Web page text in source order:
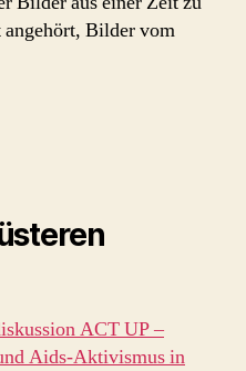
angehört, Bilder vom
ACT UP –
Aids-Aktivismus in